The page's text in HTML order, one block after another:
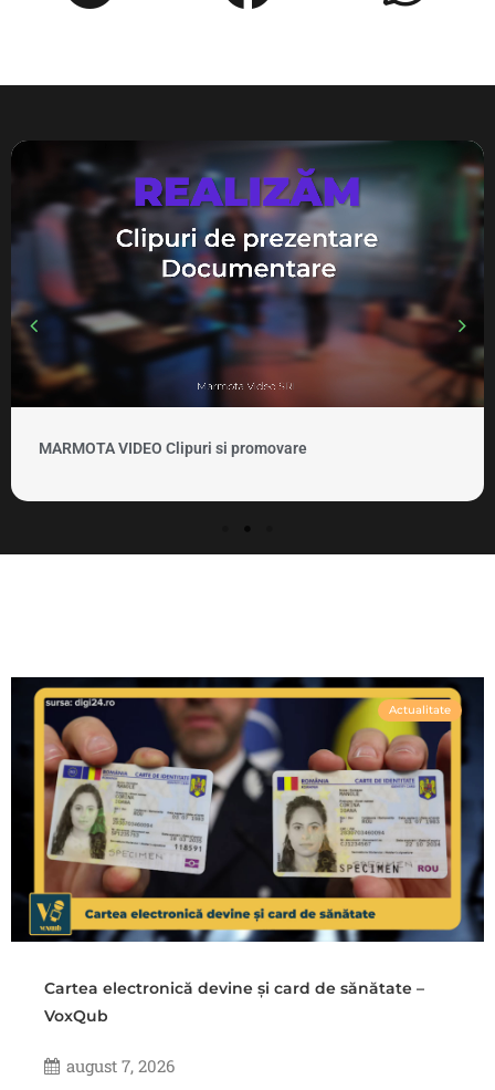
MARMOTA VIDEO Clipuri si promovare
Actualitate
Cartea electronică devine și card de sănătate –
VoxQub
august 7, 2026